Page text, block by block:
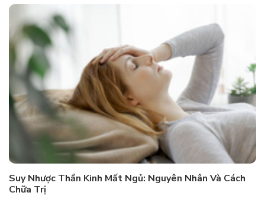
Suy Nhược Thần Kinh Mất Ngủ: Nguyên Nhân Và Cách
Chữa Trị